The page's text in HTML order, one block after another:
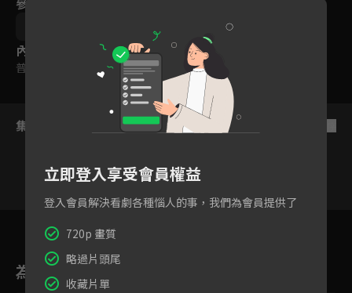
內容標籤
普遍級
集數列表
為您推薦
立即登入享受會員權益
登入會員解決看劇各種惱人的事，我們為會員提供了
720p 畫質
略過片頭尾
收藏片單